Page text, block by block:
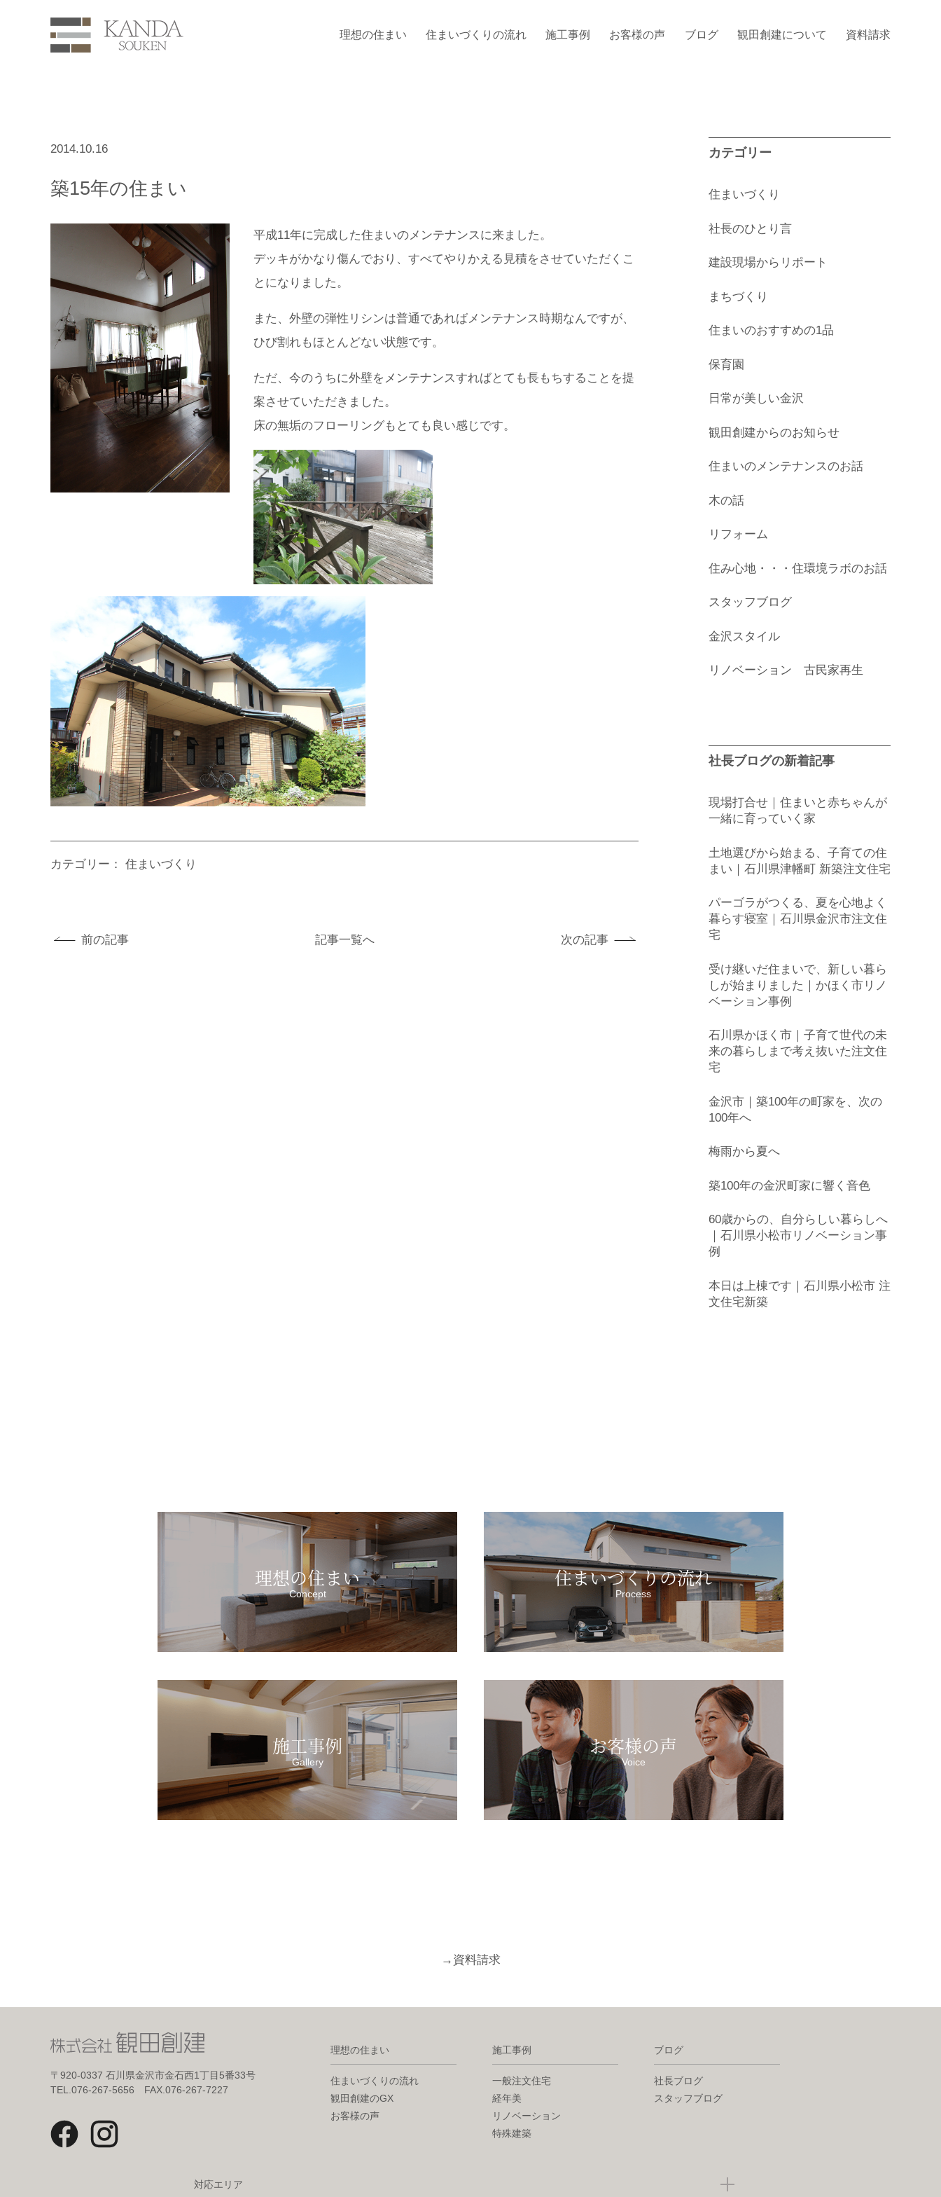
理想の住まい 住まいづくりの流れ 施工事例 お客様の声 ブログ 観田創建について 資料請求
2014.10.16
築15年の住まい
平成11年に完成した住まいのメンテナンスに来ました。
デッキがかなり傷んでおり、すべてやりかえる見積をさせていただくこ
とになりました。
また、外壁の弾性リシンは普通であればメンテナンス時期なんですが、
ひび割れもほとんどない状態です。
ただ、今のうちに外壁をメンテナンスすればとても長もちすることを提
案させていただきました。
床の無垢のフローリングもとても良い感じです。
カテゴリー： 住まいづくり
前の記事 記事一覧へ 次の記事
カテゴリー
住まいづくり
社長のひとり言
建設現場からリポート
まちづくり
住まいのおすすめの1品
保育園
日常が美しい金沢
観田創建からのお知らせ
住まいのメンテナンスのお話
木の話
リフォーム
住み心地・・・住環境ラボのお話
スタッフブログ
金沢スタイル
リノベーション 古民家再生
社長ブログの新着記事
現場打合せ｜住まいと赤ちゃんが
一緒に育っていく家
土地選びから始まる、子育ての住
まい｜石川県津幡町 新築注文住宅
パーゴラがつくる、夏を心地よく
暮らす寝室｜石川県金沢市注文住
宅
受け継いだ住まいで、新しい暮ら
しが始まりました｜かほく市リノ
ベーション事例
石川県かほく市｜子育て世代の未
来の暮らしまで考え抜いた注文住
宅
金沢市｜築100年の町家を、次の
100年へ
梅雨から夏へ
築100年の金沢町家に響く音色
60歳からの、自分らしい暮らしへ
｜石川県小松市リノベーション事
例
本日は上棟です｜石川県小松市 注
文住宅新築
理想の住まい
Concept
住まいづくりの流れ
Process
施工事例
Gallery
お客様の声
Voice
→ 資料請求
〒920-0337 石川県金沢市金石西1丁目5番33号
TEL.076-267-5656 FAX.076-267-7227
理想の住まい
住まいづくりの流れ
観田創建のGX
お客様の声
施工事例
一般注文住宅
経年美
リノベーション
特殊建築
ブログ
社長ブログ
スタッフブログ
対応エリア